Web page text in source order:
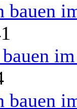
bauen
bauen